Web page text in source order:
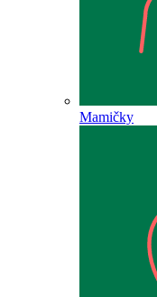
Mamičky